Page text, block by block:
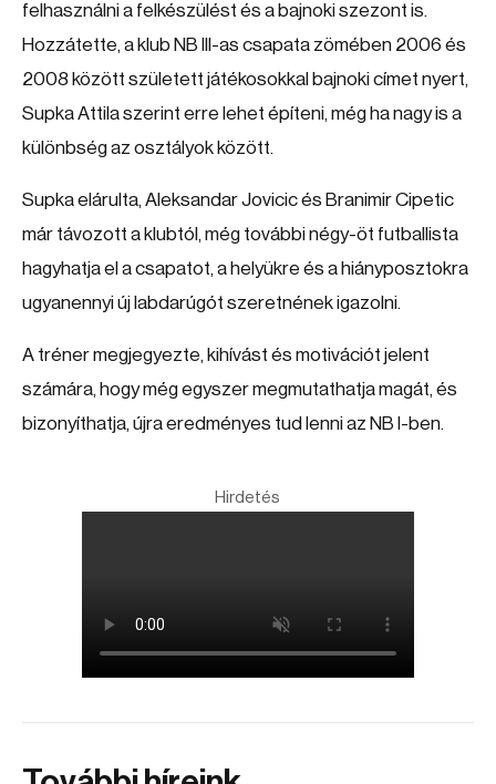
felhasználni a felkészülést és a bajnoki szezont is.
Hozzátette, a klub NB III-as csapata zömében 2006 és
2008 között született játékosokkal bajnoki címet nyert,
Supka Attila szerint erre lehet építeni, még ha nagy is a
különbség az osztályok között.
Supka elárulta, Aleksandar Jovicic és Branimir Cipetic
már távozott a klubtól, még további négy-öt futballista
hagyhatja el a csapatot, a helyükre és a hiányposztokra
ugyanennyi új labdarúgót szeretnének igazolni.
A tréner megjegyezte, kihívást és motivációt jelent
számára, hogy még egyszer megmutathatja magát, és
bizonyíthatja, újra eredményes tud lenni az NB I-ben.
Hirdetés